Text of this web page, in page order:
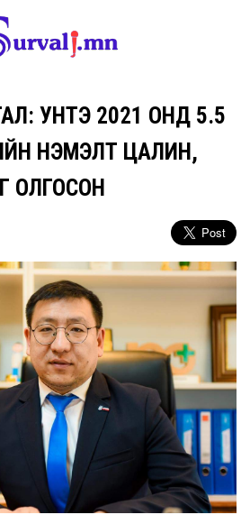
УНТЭ 2021 ОНД 5.5
НЭМЭЛТ ЦАЛИН,
ОЛГОСОН